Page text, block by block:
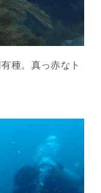
種。真っ赤なト